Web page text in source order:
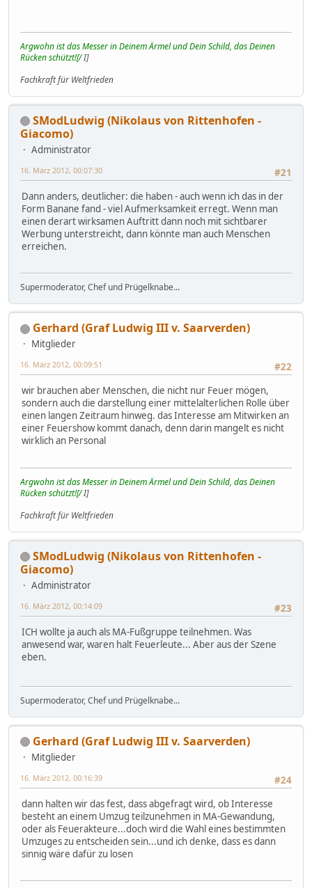
Argwohn ist das Messer in Deinem Ärmel und Dein Schild, das Deinen
Rücken schützt![/I]
Fachkraft für Weltfrieden
SModLudwig (Nikolaus von Rittenhofen -
Giacomo)
Administrator
#21
16. März 2012, 00:07:30
Dann anders, deutlicher: die haben - auch wenn ich das in der
Form Banane fand - viel Aufmerksamkeit erregt. Wenn man
einen derart wirksamen Auftritt dann noch mit sichtbarer
Werbung unterstreicht, dann könnte man auch Menschen
erreichen.
Supermoderator, Chef und Prügelknabe...
Gerhard (Graf Ludwig III v. Saarverden)
Mitglieder
#22
16. März 2012, 00:09:51
wir brauchen aber Menschen, die nicht nur Feuer mögen,
sondern auch die darstellung einer mittelalterlichen Rolle über
einen langen Zeitraum hinweg. das Interesse am Mitwirken an
einer Feuershow kommt danach, denn darin mangelt es nicht
wirklich an Personal
Argwohn ist das Messer in Deinem Ärmel und Dein Schild, das Deinen
Rücken schützt![/I]
Fachkraft für Weltfrieden
SModLudwig (Nikolaus von Rittenhofen -
Giacomo)
Administrator
#23
16. März 2012, 00:14:09
ICH wollte ja auch als MA-Fußgruppe teilnehmen. Was
anwesend war, waren halt Feuerleute... Aber aus der Szene
eben.
Supermoderator, Chef und Prügelknabe...
Gerhard (Graf Ludwig III v. Saarverden)
Mitglieder
#24
16. März 2012, 00:16:39
dann halten wir das fest, dass abgefragt wird, ob Interesse
besteht an einem Umzug teilzunehmen in MA-Gewandung,
oder als Feuerakteure...doch wird die Wahl eines bestimmten
Umzuges zu entscheiden sein...und ich denke, dass es dann
sinnig wäre dafür zu losen